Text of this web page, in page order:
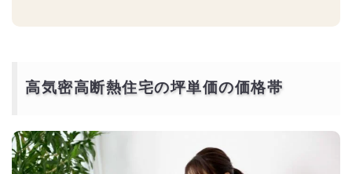
高気密高断熱住宅の坪単価の価格帯